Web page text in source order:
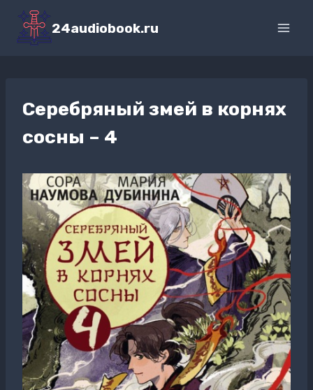
Перейти
содержимому
24audiobook.ru
Серебряный змей в корнях
сосны – 4